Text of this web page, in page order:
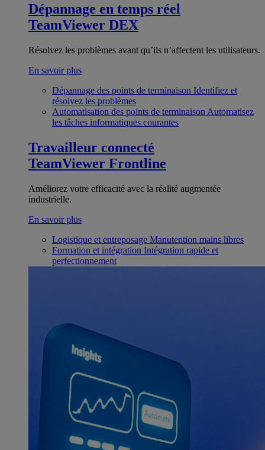
Dépannage en temps réel
TeamViewer DEX
Résolvez les problèmes avant qu’ils n’affectent les utilisateurs.
En savoir plus
Dépannage des points de terminaison Identifiez et
résolvez les problèmes
Automatisation des points de terminaison Automatisez
les tâches informatiques courantes
Travailleur connecté
TeamViewer Frontline
Améliorez votre efficacité avec la réalité augmentée
industrielle.
En savoir plus
Logistique et entreposage Manutention mains libres
Formation et intégration Intégration rapide et
perfectionnement